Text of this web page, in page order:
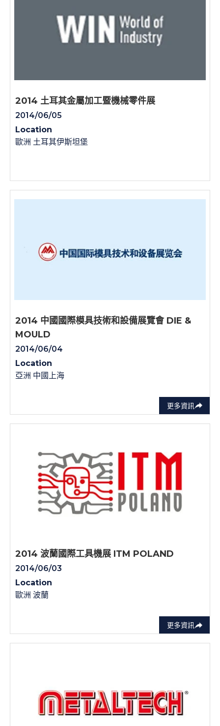
2014 土耳其金屬加工暨機械零件展
2014/06/05
Location
歐洲 土耳其伊斯坦堡
更多資訊
2014 中國國際模具技術和設備展覽會 DIE &
MOULD
2014/06/04
Location
亞洲 中國上海
更多資訊
2014 波蘭國際工具機展 ITM POLAND
2014/06/03
Location
歐洲 波蘭